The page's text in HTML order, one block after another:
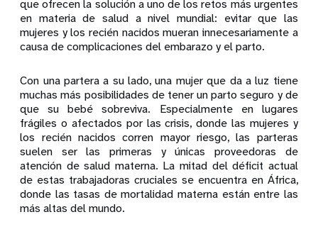
que ofrecen la solución a uno de los retos más urgentes
en materia de salud a nivel mundial: evitar que las
mujeres y los recién nacidos mueran innecesariamente a
causa de complicaciones del embarazo y el parto.
Con una partera a su lado, una mujer que da a luz tiene
muchas más posibilidades de tener un parto seguro y de
que su bebé sobreviva. Especialmente en lugares
frágiles o afectados por las crisis, donde las mujeres y
los recién nacidos corren mayor riesgo, las parteras
suelen ser las primeras y únicas proveedoras de
atención de salud materna. La mitad del déficit actual
de estas trabajadoras cruciales se encuentra en África,
donde las tasas de mortalidad materna están entre las
más altas del mundo.